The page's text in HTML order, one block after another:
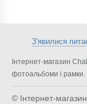
З'явилися
Інтернет-магазин
фотоальбоми і рамки.
© Інтернет-